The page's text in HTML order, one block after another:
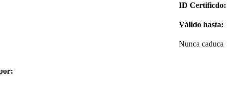
ID Certificdo:
Válido hasta:
Nunca caduca